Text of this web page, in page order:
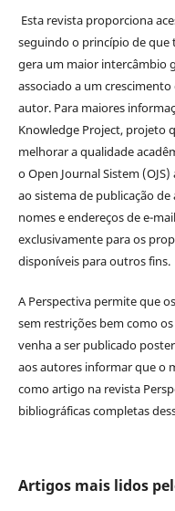
Esta revista proporciona
seguindo o princípio de que
gera um maior intercâmbio
associado a um
autor. Para maiores
Knowledge Project, projeto
melhorar a qualidade
o Open Journal Sistem
ao sistema de publicação de
nomes e endereços de e-
exclusivamente para os
disponíveis para outros fins.
A Perspectiva permite que
sem restrições bem como
venha a ser publicado
aos autores informar que o
como artigo na revista
bibliográficas completas
Artigos mais lidos